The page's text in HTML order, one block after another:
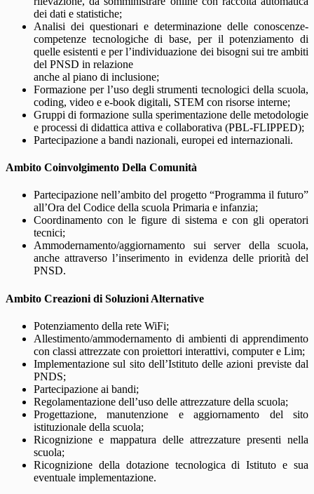
dei dati e statistiche;
Analisi dei questionari e determinazione delle conoscenze-
competenze tecnologiche di base, per il potenziamento di
quelle esistenti e per l’individuazione dei bisogni sui tre ambiti
del PNSD in relazione
anche al piano di inclusione;
Formazione per l’uso degli strumenti tecnologici della scuola,
coding, video e e-book digitali, STEM con risorse interne;
Gruppi di formazione sulla sperimentazione delle metodologie
e processi di didattica attiva e collaborativa (PBL-FLIPPED);
Partecipazione a bandi nazionali, europei ed internazionali.
Ambito Coinvolgimento Della Comunità
Partecipazione nell’ambito del progetto “Programma il futuro”
all’Ora del Codice della scuola Primaria e infanzia;
Coordinamento con le figure di sistema e con gli operatori
tecnici;
Ammodernamento/aggiornamento sui server della scuola,
anche attraverso l’inserimento in evidenza delle priorità del
PNSD.
Ambito Creazioni di Soluzioni Alternative
Potenziamento della rete WiFi;
Allestimento/ammodernamento di ambienti di apprendimento
con classi attrezzate con proiettori interattivi, computer e Lim;
Implementazione sul sito dell’Istituto delle azioni previste dal
PNDS;
Partecipazione ai bandi;
Regolamentazione dell’uso delle attrezzature della scuola;
Progettazione, manutenzione e aggiornamento del sito
istituzionale della scuola;
Ricognizione e mappatura delle attrezzature presenti nella
scuola;
Ricognizione della dotazione tecnologica di Istituto e sua
eventuale implementazione.